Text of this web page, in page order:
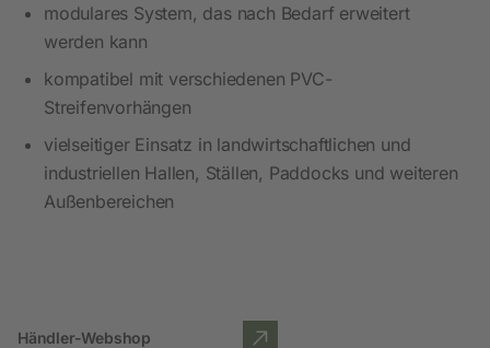
modulares System, das nach Bedarf erweitert
werden kann
kompatibel mit verschiedenen PVC-
Streifenvorhängen
vielseitiger Einsatz in landwirtschaftlichen und
industriellen Hallen, Ställen, Paddocks und weiteren
Außenbereichen
Händler-Webshop